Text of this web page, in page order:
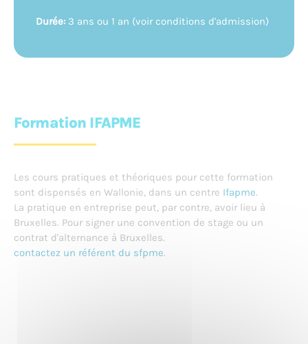
Durée: 3 ans ou 1 an (voir conditions d'admission)
Formation IFAPME
Les cours pratiques et théoriques pour cette formation
sont dispensés en Wallonie, dans un centre Ifapme.
La pratique en entreprise peut, par contre, avoir lieu à
Bruxelles. Pour signer une convention de stage ou un
contrat d'alternance à Bruxelles.
contactez un référent du sfpme.